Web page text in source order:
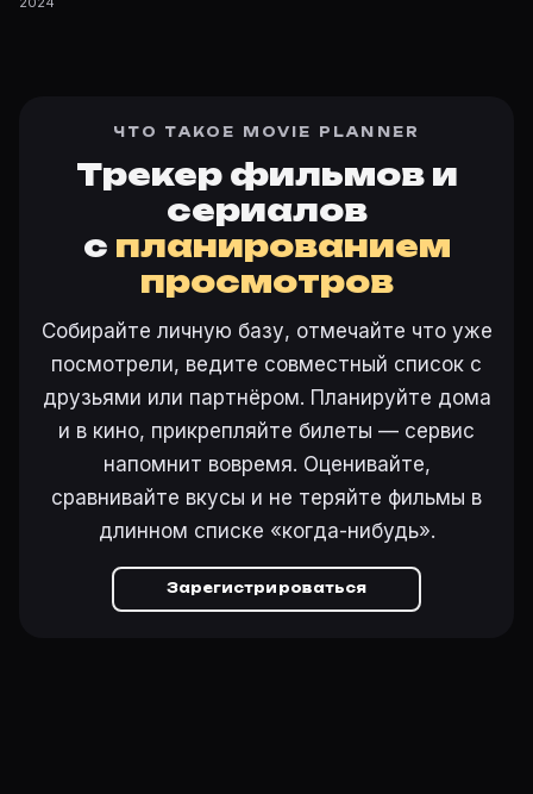
ЧТО ТАКОЕ MOVIE PLANNER
Трекер фильмов и
сериалов
с планированием
просмотров
Собирайте личную базу, отмечайте что уже
посмотрели, ведите совместный список с
друзьями или партнёром. Планируйте дома
и в кино, прикрепляйте билеты — сервис
напомнит вовремя. Оценивайте,
сравнивайте вкусы и не теряйте фильмы в
длинном списке «когда-нибудь».
Зарегистрироваться